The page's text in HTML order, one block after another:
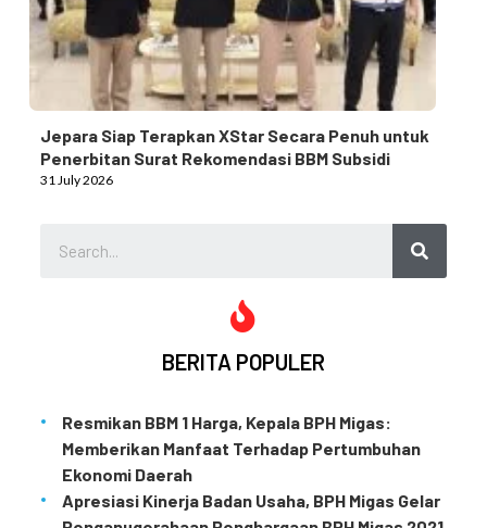
Jepara Siap Terapkan XStar Secara Penuh untuk
Penerbitan Surat Rekomendasi BBM Subsidi
31 July 2026
BERITA POPULER
Resmikan BBM 1 Harga, Kepala BPH Migas:
Memberikan Manfaat Terhadap Pertumbuhan
Ekonomi Daerah
Apresiasi Kinerja Badan Usaha, BPH Migas Gelar